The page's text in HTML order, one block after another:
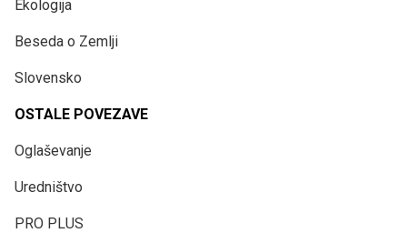
Ekologija
Beseda o Zemlji
Slovensko
OSTALE POVEZAVE
Oglaševanje
Uredništvo
PRO PLUS